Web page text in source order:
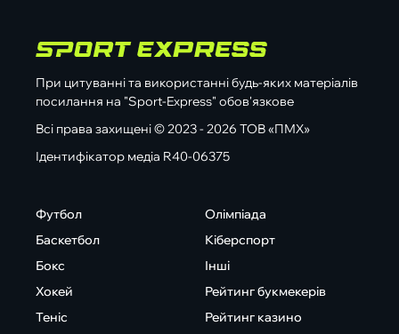
При цитуванні та використанні будь-яких матеріалів
посилання на "Sport-Express" обов'язкове
Всі права захищені © 2023 - 2026 ТОВ «ПМХ»
Ідентифікатор медіа R40-06375
Футбол
Баскетбол
Бокс
Хокей
Теніс
Олімпіада
Кіберспорт
Інші
Рейтинг букмекерів
Рейтинг казино